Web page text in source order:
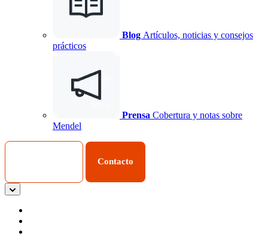
Blog Artículos, noticias y consejos
prácticos
Prensa Cobertura y notas sobre
Mendel
Contacto